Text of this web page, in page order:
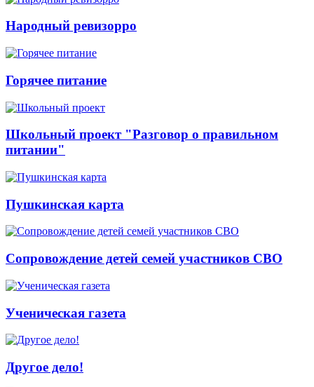
Народный ревизорро
Горячее питание
Школьный проект "Разговор о правильном
питании"
Пушкинская карта
Сопровождение детей семей участников СВО
Ученическая газета
Другое дело!